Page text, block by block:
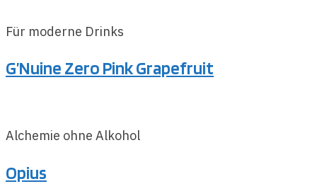
Für moderne Drinks
G’Nuine Zero Pink Grapefruit
Alchemie ohne Alkohol
Opius